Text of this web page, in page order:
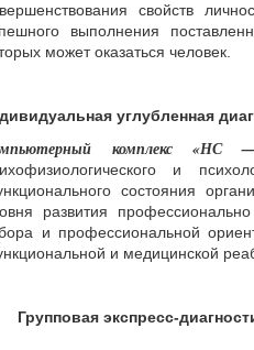
свойств
выполнения
может оказаться человек.
углубленная
комплекс «НС
и
состояния
развития
и профессиональной
и медицинской
Групповая экспресс-